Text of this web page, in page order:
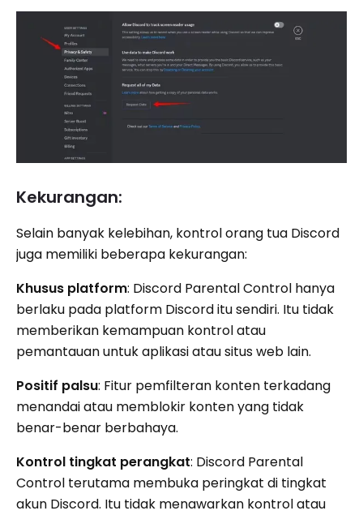
Kekurangan:
Selain banyak kelebihan, kontrol orang tua Discord
juga memiliki beberapa kekurangan:
Khusus platform: Discord Parental Control hanya
berlaku pada platform Discord itu sendiri. Itu tidak
memberikan kemampuan kontrol atau
pemantauan untuk aplikasi atau situs web lain.
Positif palsu: Fitur pemfilteran konten terkadang
menandai atau memblokir konten yang tidak
benar-benar berbahaya.
Kontrol tingkat perangkat: Discord Parental
Control terutama membuka peringkat di tingkat
akun Discord. Itu tidak menawarkan kontrol atau